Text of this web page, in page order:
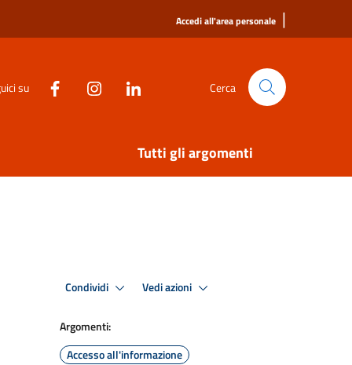
Accedi all'area personale |
su Cerca
Tutti gli argomenti
Condividi Vedi azioni
Argomenti:
Accesso all'informazione